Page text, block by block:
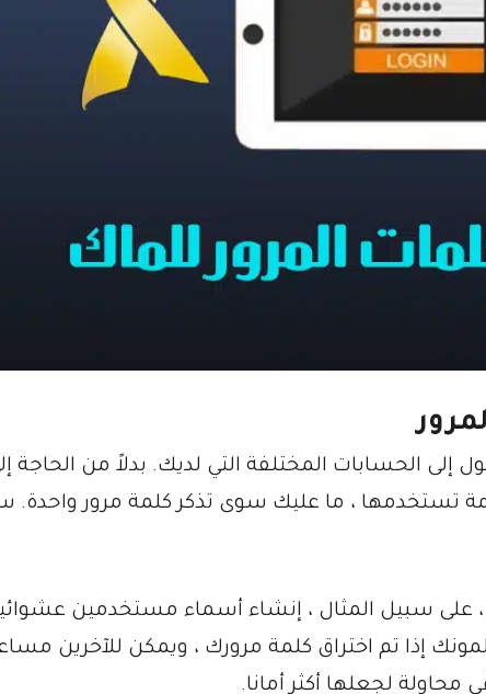
الحسابات المختلفة التي لديك. بدلاً من الحاجة
تستخدمها ، ما عليك سوى تذكر كلمة مرور واحدة.
على سبيل المثال ، إنشاء أسماء مستخدمين
إذا تم اختراق كلمة مرورك ، ويمكن للآخرين
لجعلها أكثر أمانا.